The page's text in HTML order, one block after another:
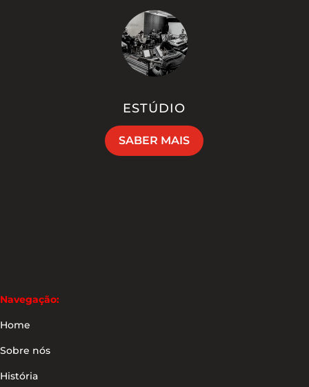
ESTÚDIO
SABER MAIS
Navegação:
Home
Sobre nós
História